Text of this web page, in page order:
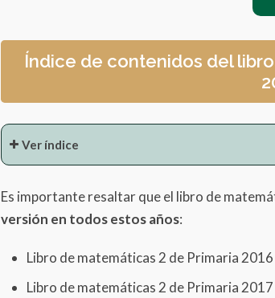
Índice de contenidos del libro
Ver índice
La semana y el mes
La centena
Sumas y restas hasta 100
Registro en tablas sencillas
Es importante resaltar que el libro de
versión en todos estos años:
Libro de matemáticas 2 de Primaria
Libro de matemáticas 2 de Primaria